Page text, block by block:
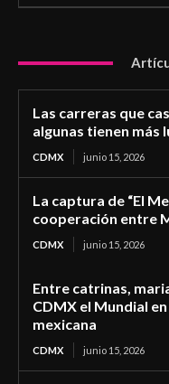
Las carreras que
algunas tienen más
CDMX junio 15, 2026
La captura de “El
cooperación entre
CDMX junio 15, 2026
Entre catrinas,
CDMX el Mundial
mexicana
CDMX junio 15, 2026